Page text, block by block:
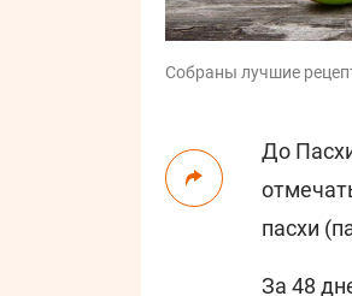
Собраны лучшие
До
пасхи
За 48